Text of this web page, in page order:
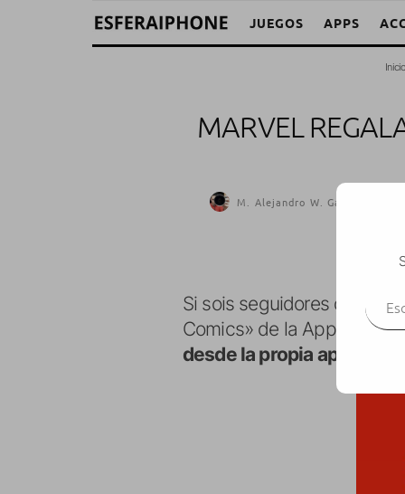
JUEGOS APPS
Inicio
MARVEL
M. Alejandro W. García
Si sois seguidores de
Comics» de la App Store.
desde la propia app
,